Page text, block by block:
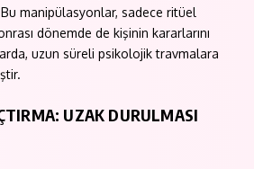
manipülasyonlar, sadece ritüel
dönemde de kişinin kararlarını
uzun süreli psikolojik travmalara
UZAK DURULMASI